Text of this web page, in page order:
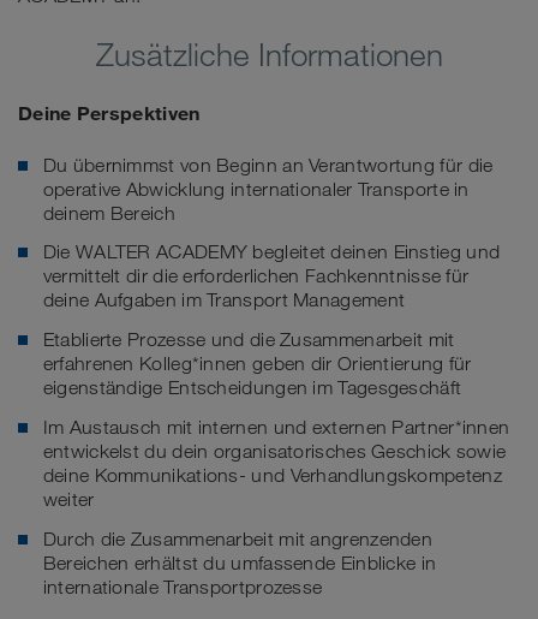
Zusätzliche Informationen
Deine Perspektiven
Du übernimmst von Beginn an Verantwortung für die
operative Abwicklung internationaler Transporte in
deinem Bereich
Die WALTER ACADEMY begleitet deinen Einstieg und
vermittelt dir die erforderlichen Fachkenntnisse für
deine Aufgaben im Transport Management
Etablierte Prozesse und die Zusammenarbeit mit
erfahrenen Kolleg*innen geben dir Orientierung für
eigenständige Entscheidungen im Tagesgeschäft
Im Austausch mit internen und externen Partner*innen
entwickelst du dein organisatorisches Geschick sowie
deine Kommunikations- und Verhandlungskompetenz
weiter
Durch die Zusammenarbeit mit angrenzenden
Bereichen erhältst du umfassende Einblicke in
internationale Transportprozesse